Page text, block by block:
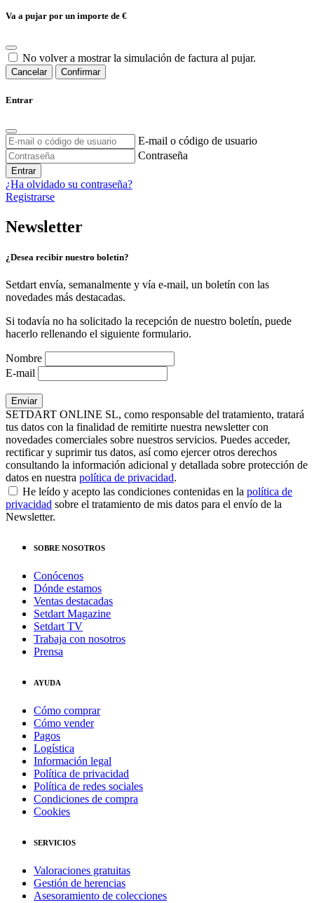
Va a pujar por un importe de €
No volver a mostrar la simulación de factura al pujar.
Cancelar Confirmar
Entrar
E-mail o código de usuario
Contraseña
Entrar
¿Ha olvidado su contraseña?
Registrarse
Newsletter
¿Desea recibir nuestro boletín?
Setdart envía, semanalmente y vía e-mail, un boletín con las
novedades más destacadas.
Si todavía no ha solicitado la recepción de nuestro boletín, puede
hacerlo rellenando el siguiente formulario.
Nombre
E-mail
SETDART ONLINE SL, como responsable del tratamiento, tratará
tus datos con la finalidad de remitirte nuestra newsletter con
novedades comerciales sobre nuestros servicios. Puedes acceder,
rectificar y suprimir tus datos, así como ejercer otros derechos
consultando la información adicional y detallada sobre protección de
datos en nuestra política de privacidad.
He leído y acepto las condiciones contenidas en la política de
privacidad sobre el tratamiento de mis datos para el envío de la
Newsletter.
SOBRE NOSOTROS
Conócenos
Dónde estamos
Ventas destacadas
Setdart Magazine
Setdart TV
Trabaja con nosotros
Prensa
AYUDA
Cómo comprar
Cómo vender
Pagos
Logística
Información legal
Política de privacidad
Política de redes sociales
Condiciones de compra
Cookies
SERVICIOS
Valoraciones gratuitas
Gestión de herencias
Asesoramiento de colecciones